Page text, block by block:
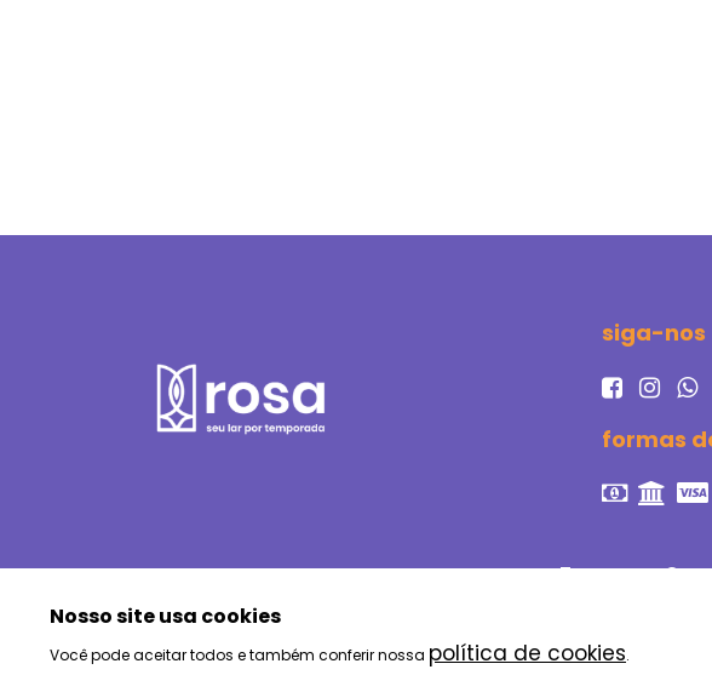
siga-nos
formas
Termos e
© Rosa aluguel por temporada & imóveis | 2023
Nosso site usa cookies
Você pode aceitar todos e também conferir nossa política de cookies.